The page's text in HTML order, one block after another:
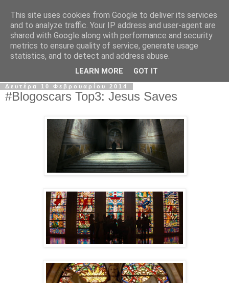
The Frame Game
Κινηματογραφόφιλος από κούνια αλλά όχι το μωρό της
Δευτέρα 10 Φεβρουαρίου 2014
#Blogoscars Top3: Jesus Saves
This site uses cookies from Google to deliver its services
and to analyze traffic. Your IP address and user-agent are
shared with Google along with performance and security
metrics to ensure quality of service, generate usage
statistics, and to detect and address abuse.
LEARN MORE GOT IT